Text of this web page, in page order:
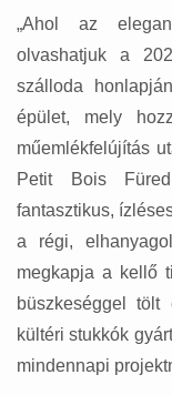
„Ahol az
olvashatjuk a
szálloda
épület, mely
műemlékfelújítás
Petit Bois
fantasztikus,
a régi,
megkapja a kellő
büszkeséggel
kültéri stukkók
mindennapi